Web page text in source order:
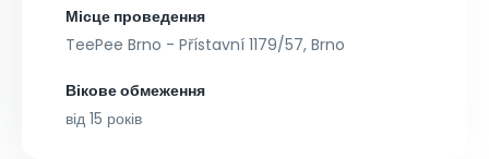
Місце проведення
TeePee Brno - Přístavní 1179/57, Brno
Вікове обмеження
від 15 років